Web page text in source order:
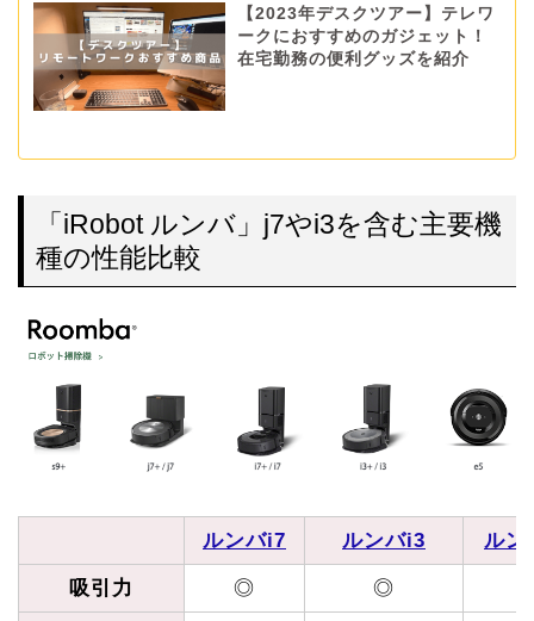
【2023年デスクツアー】テレワ
ークにおすすめのガジェット！
在宅勤務の便利グッズを紹介
「iRobot ルンバ」j7やi3を含む主要機
種の性能比較
ルンバi7 ルンバi3 ルン
吸引力 ◎ ◎